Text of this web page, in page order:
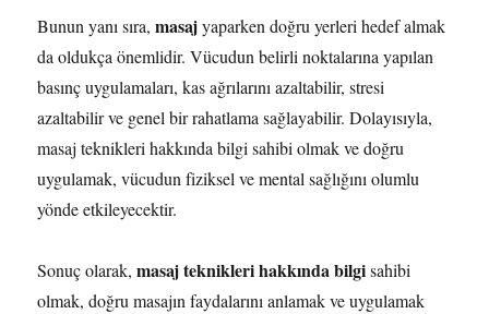
Bunun yanı sıra,masajyaparken doğru yerleri hedef almak
da oldukça önemlidir. Vücudun belirli noktalarına yapılan
basınç uygulamaları, kas ağrılarını azaltabilir, stresi
azaltabilir ve genel bir rahatlama sağlayabilir. Dolayısıyla,
masaj teknikleri hakkında bilgi sahibi olmak ve doğru
uygulamak, vücudun fiziksel ve mental sağlığını olumlu
yönde etkileyecektir.
Sonuç olarak,masaj teknikleri hakkında bilgisahibi
olmak, doğru masajın faydalarını anlamak ve uygulamak